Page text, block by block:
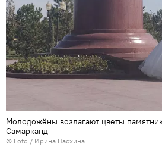
Молодожёны возлагают цветы
Самарканд
© Foto / Ирина Пасхина